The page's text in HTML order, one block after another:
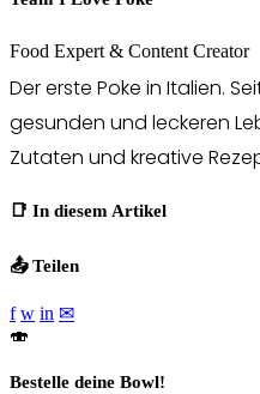
Food Expert & Content Creator
Der erste Poke in Italien.
gesunden und leckeren
Zutaten und kreative
📑 In diesem Artikel
📤 Teilen
f w in ✉
🍣
Bestelle deine Bowl!